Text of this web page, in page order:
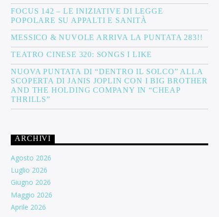
FOCUS 142 – LE INIZIATIVE DI LEGGE
POPOLARE SU APPALTI E SANITÀ
MESSICO & NUVOLE ARRIVA LA PUNTATA 283!!
TEATRO CINESE 320: SONGS I LIKE
NUOVA PUNTATA DI “DENTRO IL SOLCO” ALLA
SCOPERTA DI JANIS JOPLIN CON I BIG BROTHER
AND THE HOLDING COMPANY IN “CHEAP
THRILLS”
ARCHIVI
Agosto 2026
Luglio 2026
Giugno 2026
Maggio 2026
Aprile 2026